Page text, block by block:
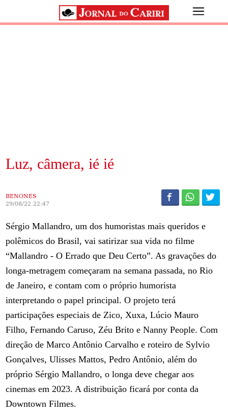
Luz, câmera, ié ié
BENONES
29/08/22 22:47
Sérgio Mallandro, um dos humoristas mais queridos e
polêmicos do Brasil, vai satirizar sua vida no filme
“Mallandro - O Errado que Deu Certo”. As gravações do
longa-metragem começaram na semana passada, no Rio
de Janeiro, e contam com o próprio humorista
interpretando o papel principal. O projeto terá
participações especiais de Zico, Xuxa, Lúcio Mauro
Filho, Fernando Caruso, Zéu Brito e Nanny People. Com
direção de Marco Antônio Carvalho e roteiro de Sylvio
Gonçalves, Ulisses Mattos, Pedro Antônio, além do
próprio Sérgio Mallandro, o longa deve chegar aos
cinemas em 2023. A distribuição ficará por conta da
Downtown Filmes.